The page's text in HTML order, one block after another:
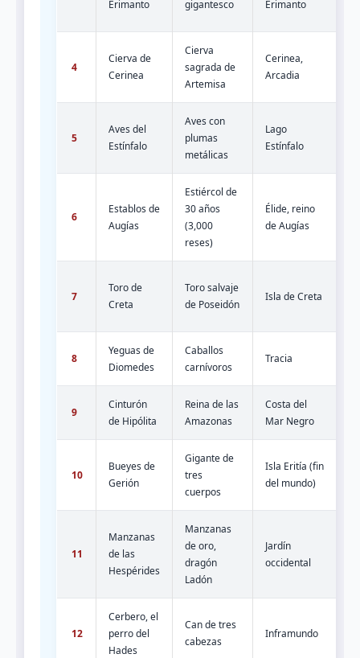
Erimanto gigantesco Erimanto
4
Cierva de
Cerinea
Cierva
sagrada de
Artemisa
Cerinea,
Arcadia
5
Aves del
Estínfalo
Aves con
plumas
metálicas
Lago
Estínfalo
6
Establos de
Augías
Estiércol de
30 años
(3,000
reses)
Élide, reino
de Augías
7
Toro de
Creta
Toro salvaje
de Poseidón
Isla de Creta
8
Yeguas de
Diomedes
Caballos
carnívoros
Tracia
9
Cinturón
de Hipólita
Reina de las
Amazonas
Costa del
Mar Negro
10
Bueyes de
Gerión
Gigante de
tres
cuerpos
Isla Eritía (fin
del mundo)
11
Manzanas
de las
Hespérides
Manzanas
de oro,
dragón
Ladón
Jardín
occidental
12
Cerbero, el
perro del
Hades
Can de tres
cabezas
Inframundo